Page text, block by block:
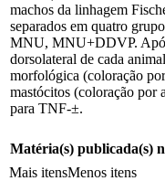
machos da linhagem
separados em quatro
MNU, MNU+DDVP.
dorsolateral de cada
morfológica (coloração
mastócitos (coloração por
para TNF-±.
Matéria(s) publicada(s)
Mais itensMenos itens